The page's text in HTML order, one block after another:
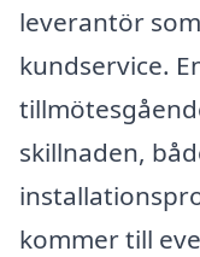
leverantör
kundservice.
skillnaden,
kommer till